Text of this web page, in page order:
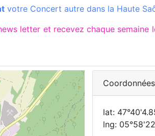
votre Concert autre dans la Haute
letter et recevez chaque semaine
lat:
lng: